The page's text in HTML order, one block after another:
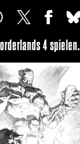
4 spielen.